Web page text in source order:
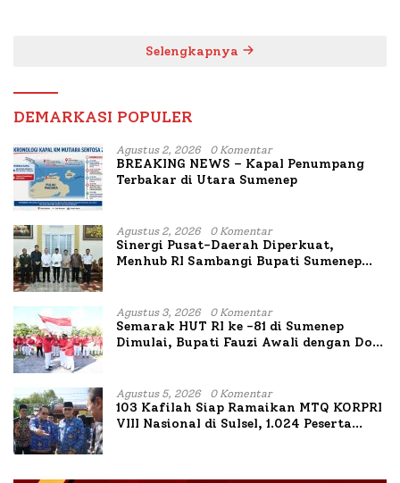
Selengkapnya
DEMARKASI POPULER
Agustus 2, 2026 0 Komentar
BREAKING NEWS – Kapal Penumpang
Terbakar di Utara Sumenep
Agustus 2, 2026 0 Komentar
Sinergi Pusat-Daerah Diperkuat,
Menhub RI Sambangi Bupati Sumenep
Agustus 3, 2026 0 Komentar
Semarak HUT RI ke -81 di Sumenep
Dimulai, Bupati Fauzi Awali dengan Doa
Agustus 5, 2026 0 Komentar
103 Kafilah Siap Ramaikan MTQ KORPRI
VIII Nasional di Sulsel, 1.024 Peserta